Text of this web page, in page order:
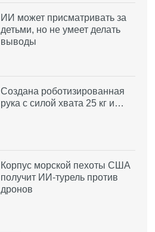
ИИ может присматривать за
детьми, но не умеет делать
выводы
Создана роботизированная
рука с силой хвата 25 кг и…
Корпус морской пехоты США
получит ИИ-турель против
дронов